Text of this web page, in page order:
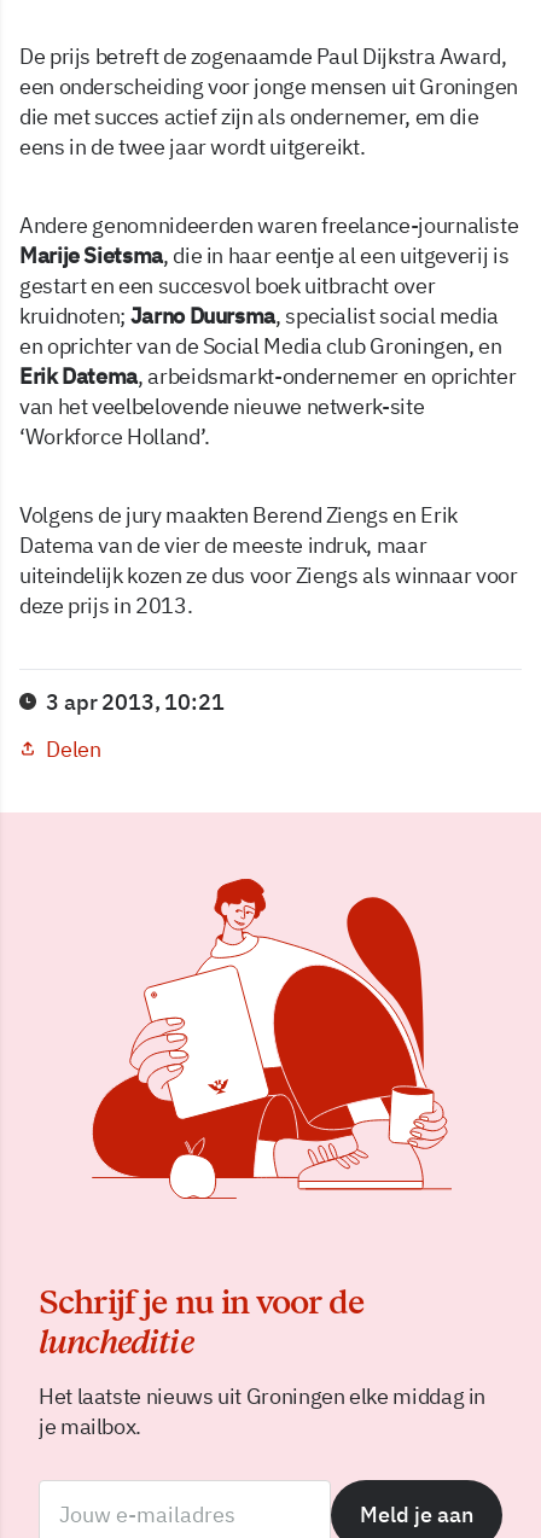
De prijs betreft de zogenaamde Paul Dijkstra Award,
een onderscheiding voor jonge mensen uit Groningen
die met succes actief zijn als ondernemer, em die
eens in de twee jaar wordt uitgereikt.
Andere genomnideerden waren freelance-journaliste
Marije Sietsma, die in haar eentje al een uitgeverij is
gestart en een succesvol boek uitbracht over
kruidnoten; Jarno Duursma, specialist social media
en oprichter van de Social Media club Groningen, en
Erik Datema, arbeidsmarkt-ondernemer en oprichter
van het veelbelovende nieuwe netwerk-site
‘Workforce Holland’.
Volgens de jury maakten Berend Ziengs en Erik
Datema van de vier de meeste indruk, maar
uiteindelijk kozen ze dus voor Ziengs als winnaar voor
deze prijs in 2013.
3 apr 2013, 10:21
Delen
Schrijf je nu in voor de
luncheditie
Het laatste nieuws uit Groningen elke middag in
je mailbox.
Meld je aan